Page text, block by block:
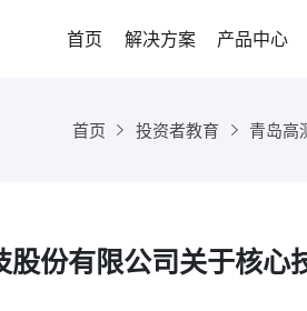
首页 解决方案 产品中心
首页 投资者教育 青岛高
股份有限公司关于核心